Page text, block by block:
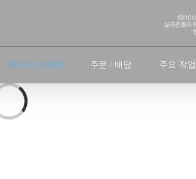
온라인 마케팅 주문 / 배달 주요 작업
Loading...